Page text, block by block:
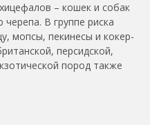
– кошек и собак
В группе риска
мопсы, пекинесы и кокер-
персидской,
пород также